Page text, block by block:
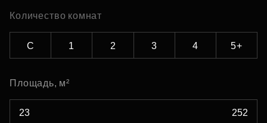
Количество комнат
С 1 2 3 4 5+
Площадь, м²